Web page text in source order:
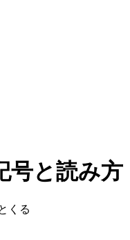
号と読み方
くる